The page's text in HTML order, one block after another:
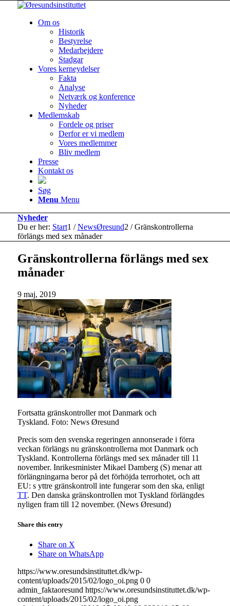
Om os
Historik
Bestyrelse
Medarbejdere
Stadgar
Vores kerneydelser
Fakta
Analyse
Netværk og konference
Nyheder
Medlemskab
Fordele og priser
Derfor er vi medlem
Vores medlemmer
Bliv medlem
Presse
Kontakt os
Søg
Menu Menu
Nyheder
Du er her: Start1 / NewsØresund2 / Gränskontrollerna
förlängs med sex månader
Gränskontrollerna förlängs med sex
månader
9 maj, 2019
Fortsatta gränskontroller mot Danmark och
Tyskland. Foto: News Øresund
Precis som den svenska regeringen annonserade i förra
veckan förlängs nu gränskontrollerna mot Danmark och
Tyskland. Kontrollerna förlängs med sex månader till 11
november. Inrikesminister Mikael Damberg (S) menar att
förlängningarna beror på det förhöjda terrorhotet, och att
EU: s yttre gränskontroll inte fungerar som den ska, enligt
TT. Den danska gränskontrollen mot Tyskland förlängdes
nyligen fram till 12 november. (News Øresund)
Share this entry
Share on X
Share on WhatsApp
https://www.oresundsinstituttet.dk/wp-
content/uploads/2015/02/logo_oi.png 0 0
admin_faktaoresund https://www.oresundsinstituttet.dk/wp-
content/uploads/2015/02/logo_oi.png